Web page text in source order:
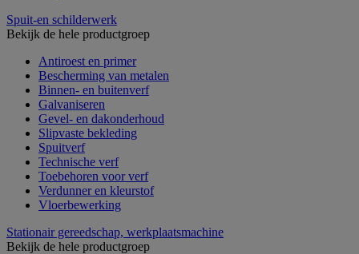
Spuit-en schilderwerk
Bekijk de hele productgroep
Antiroest en primer
Bescherming van metalen
Binnen- en buitenverf
Galvaniseren
Gevel- en dakonderhoud
Slipvaste bekleding
Spuitverf
Technische verf
Toebehoren voor verf
Verdunner en kleurstof
Vloerbewerking
Stationair gereedschap, werkplaatsmachine
Bekijk de hele productgroep